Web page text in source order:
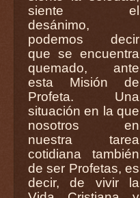
siente el
desánimo,
podemos decir
que se encuentra
quemado, ante
esta Misión de
Profeta. Una
situación en la que
nosotros en
nuestra tarea
cotidiana también
de ser Profetas, es
decir, de vivir la